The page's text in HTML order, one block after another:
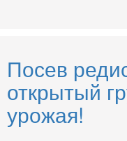
Посев
открытый
урожая!